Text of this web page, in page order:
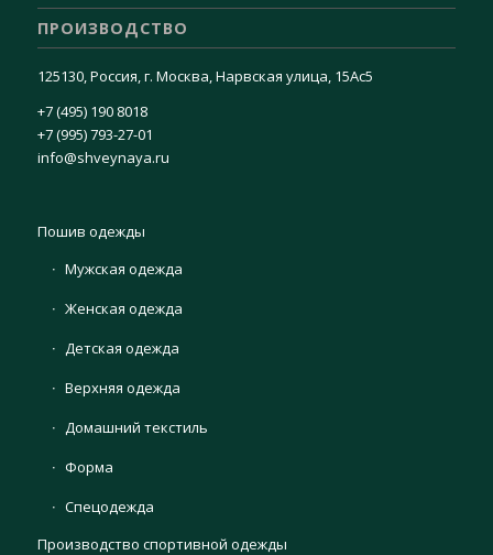
ПРОИЗВОДСТВО
125130, Россия, г. Москва, Нарвская улица, 15Ас5
+7 (495) 190 8018
+7 (995) 793-27-01
info@shveynaya.ru
Пошив одежды
Мужская одежда
Женская одежда
Детская одежда
Верхняя одежда
Домашний текстиль
Форма
Спецодежда
Производство спортивной одежды